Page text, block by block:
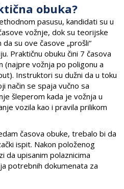
obuka?
pasusu, kandidati su u
vožnje, dok su teorijske
su ove časove „prošli“
Praktičnu obuku čini 7 časova
(najpre vožnja po poligonu a
Instruktori su dužni da u toku
način se spaja vučno sa
šleperom kada je vožnja u
vozila kao i pravila prilikom
časova obuke, trebalo bi da
ispit. Nakon položenog
da upisanim polaznicima
potrebnih dokumenata za